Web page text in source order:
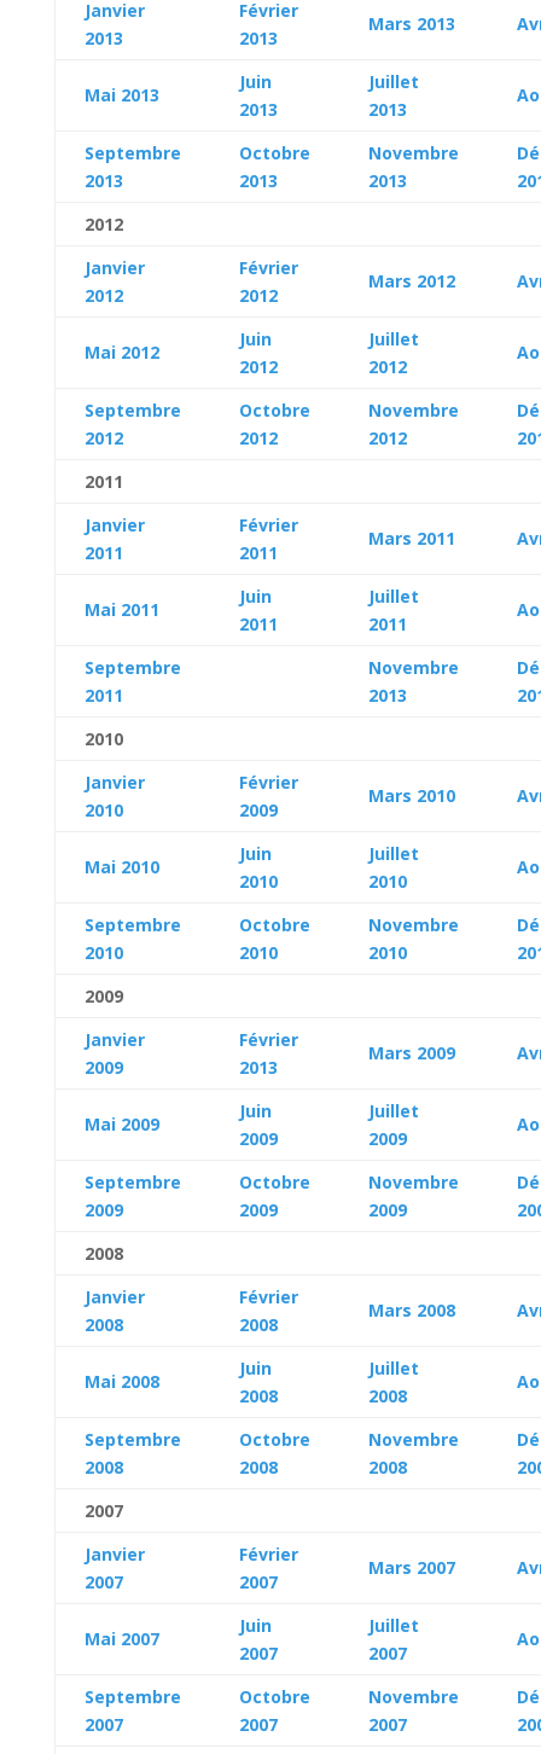
Janvier
2013
Février
2013
Mars 2013
Mai 2013
Juin
2013
Juillet
2013
Septembre
2013
Octobre
2013
Novembre
2013
2012
Janvier
2012
Février
2012
Mars 2012
Mai 2012
Juin
2012
Juillet
2012
Septembre
2012
Octobre
2012
Novembre
2012
2011
Janvier
2011
Février
2011
Mars 2011
Mai 2011
Juin
2011
Juillet
2011
Septembre
2011
Novembre
2013
2010
Janvier
2010
Février
2009
Mars 2010
Mai 2010
Juin
2010
Juillet
2010
Septembre
2010
Octobre
2010
Novembre
2010
2009
Janvier
2009
Février
2013
Mars 2009
Mai 2009
Juin
2009
Juillet
2009
Septembre
2009
Octobre
2009
Novembre
2009
2008
Janvier
2008
Février
2008
Mars 2008
Mai 2008
Juin
2008
Juillet
2008
Septembre
2008
Octobre
2008
Novembre
2008
2007
Janvier
2007
Février
2007
Mars 2007
Mai 2007
Juin
2007
Juillet
2007
Septembre
2007
Octobre
2007
Novembre
2007